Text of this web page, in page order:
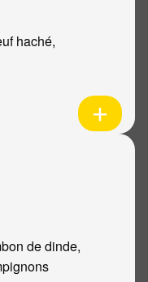
haché,
de dinde,